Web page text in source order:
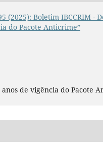
(2025): Boletim IBCCRIM -
do Pacote Anticrime”
anos de vigência do Pacote